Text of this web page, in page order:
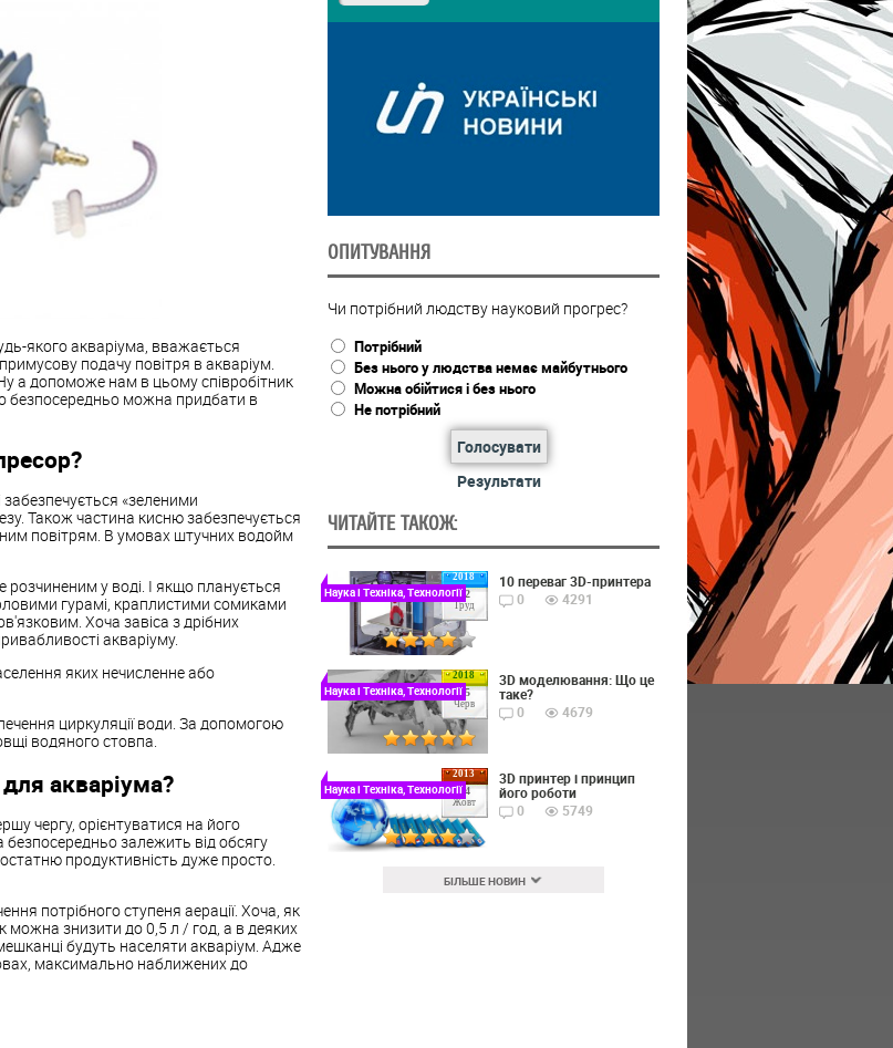
якого акваріума, вважається
подачу повітря в акваріум.
а допоможе нам в цьому співробітник
безпосередньо можна придбати в
«зеленими
Також частина кисню забезпечується
повітрям. В умовах штучних водойм
у воді. І якщо планується
гурамі, краплистими сомиками
Хоча завіса з дрібних
акваріуму.
яких нечисленне або
циркуляції води. За допомогою
водяного стовпа.
акваріума?
чергу, орієнтуватися на його
залежить від обсягу
продуктивність дуже просто.
потрібного ступеня аерації. Хоча, як
можна знизити до 0,5 л / год, а в деяких
будуть населяти акваріум. Адже
максимально наближених до
ОПИТУВАННЯ
Чи потрібний людству науковий прогрес?
Потрібний
Без нього у людства немає майбутнього
Можна обійтися і без нього
Не потрібний
Голосувати
Результати
ЧИТАЙТЕ ТАКОЖ:
2018
22
Груд
Наука і Техніка, Технології
10 переваг 3D-принтера
0
4291
2018
15
Черв
Наука і Техніка, Технології
3D моделювання: Що це
таке?
0
4679
2013
24
Жовт
Наука і Техніка, Технології
3D принтер і принцип
його роботи
0
5749
БІЛЬШЕ НОВИН